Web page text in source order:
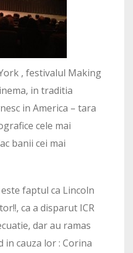
, festivalul Making
in traditia
in America – tara
cele mai
banii cei mai
faptul ca Lincoln
ca a disparut ICR
dar au ramas
in cauza lor : Corina